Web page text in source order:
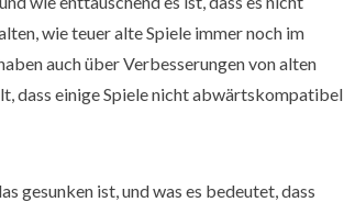
wie teuer alte Spiele immer noch im
auch über Verbesserungen von alten
dass einige Spiele nicht abwärtskompatibel
gesunken ist, und was es bedeutet, dass